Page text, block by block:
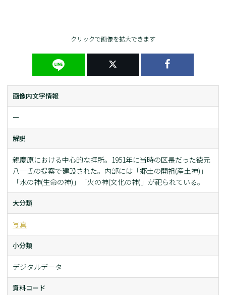
クリックで画像を拡大できます
画像内文字情報
ー
解説
親慶原における中心的な拝所。1951年に当時の区長だった徳元
八一氏の提案で建設された。内部には「郷土の開祖(産土神)」
「水の神(生命の神)」「火の神(文化の神)」が祀られている。
大分類
写真
小分類
デジタルデータ
資料コード